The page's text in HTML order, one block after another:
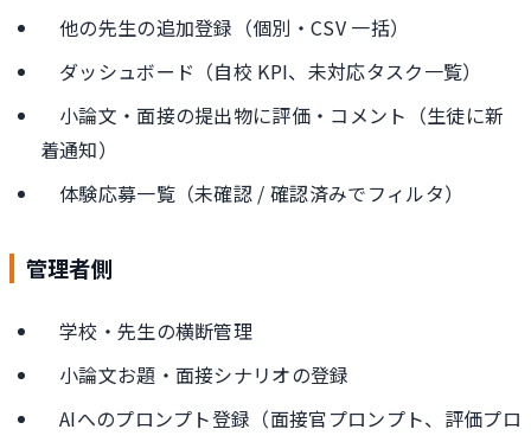
他の先生の追加登録（個別・CSV 一括）
ダッシュボード（自校 KPI、未対応タスク一覧）
小論文・面接の提出物に評価・コメント（生徒に新
着通知）
体験応募一覧（未確認 / 確認済みでフィルタ）
管理者側
学校・先生の横断管理
小論文お題・面接シナリオの登録
AIへのプロンプト登録（面接官プロンプト、評価プロ